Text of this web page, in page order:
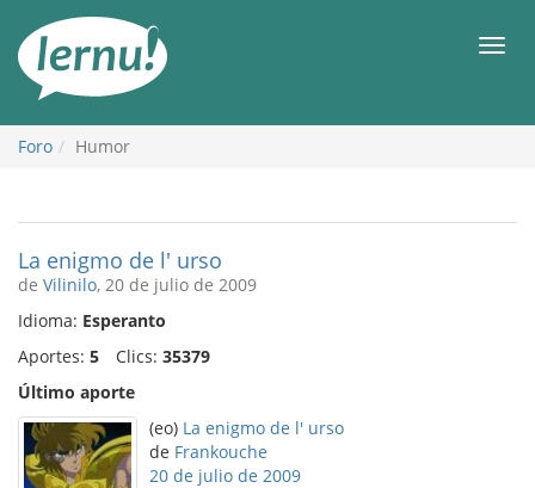
Foro Humor
La enigmo de l' urso
de Vilinilo, 20 de julio de 2009
Idioma: Esperanto
Aportes: 5 Clics: 35379
Último aporte
(eo) La enigmo de l' urso
de Frankouche
20 de julio de 2009